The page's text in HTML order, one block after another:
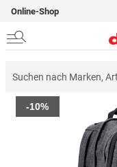
Online-Shop
Zum
Ende
-10%